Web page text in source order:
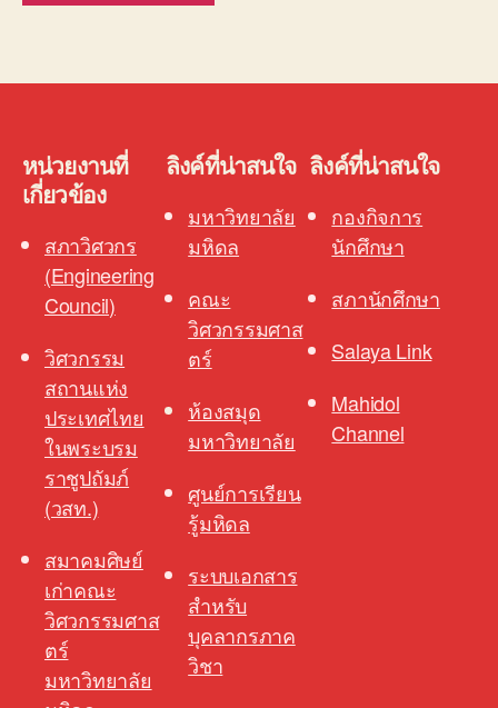
หน่วยงานที่
เกี่ยวข้อง
สภาวิศวกร
(Engineering
Council)
วิศวกรรม
สถานแห่ง
ประเทศไทย
ในพระบรม
ราชูปถัมภ์
(วสท.)
สมาคมศิษย์
เก่าคณะ
วิศวกรรมศาส
ตร์
มหาวิทยาลัย
ลิงค์ที่น่าสนใจ
มหาวิทยาลัย
มหิดล
คณะ
วิศวกรรมศาส
ตร์
ห้องสมุด
มหาวิทยาลัย
ศูนย์การเรียน
รู้มหิดล
ระบบเอกสาร
สำหรับ
บุคลากรภาค
วิชา
ลิงค์ที่น่าสนใจ
กองกิจการ
นักศึกษา
สภานักศึกษา
Salaya Link
Mahidol
Channel